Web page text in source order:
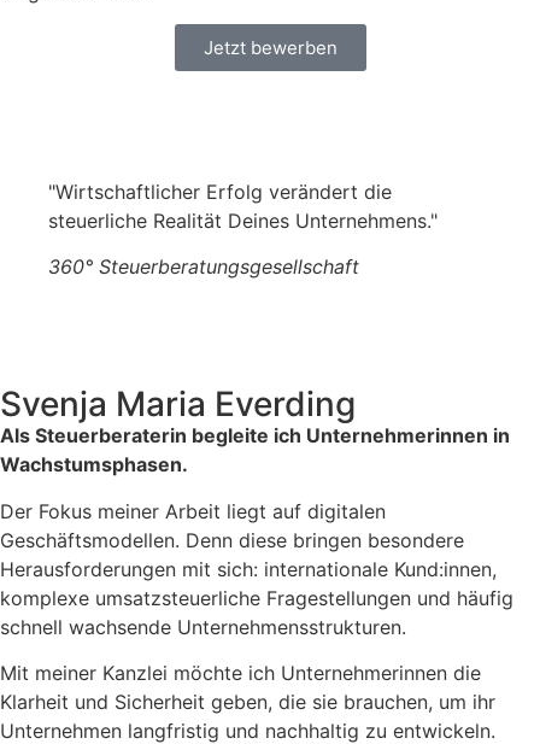
Jetzt bewerben
"Wirtschaftlicher Erfolg verändert die
steuerliche Realität Deines Unternehmens."
360° Steuerberatungsgesellschaft
Svenja Maria Everding
Als Steuerberaterin begleite ich Unternehmerinnen in
Wachstumsphasen.
Der Fokus meiner Arbeit liegt auf digitalen
Geschäftsmodellen. Denn diese bringen besondere
Herausforderungen mit sich: internationale Kund:innen,
komplexe umsatzsteuerliche Fragestellungen und häufig
schnell wachsende Unternehmensstrukturen.
Mit meiner Kanzlei möchte ich Unternehmerinnen die
Klarheit und Sicherheit geben, die sie brauchen, um ihr
Unternehmen langfristig und nachhaltig zu entwickeln.